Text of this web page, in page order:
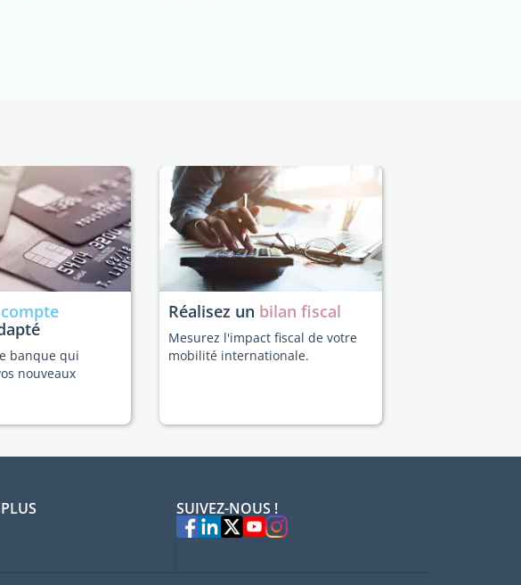
compte
banque qui
nouveaux
Réalisez un bilan fiscal
Mesurez l'impact fiscal de votre
mobilité internationale.
SUIVEZ-NOUS !